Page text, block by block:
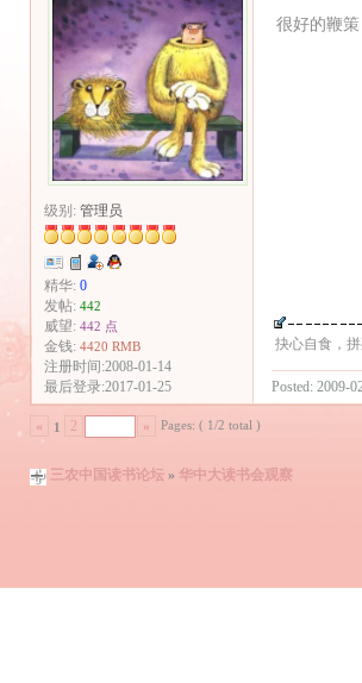
级别: 管理员
精华: 0
发帖: 442
威望: 442 点
金钱: 4420 RMB
注册时间:2008-01-14
最后登录:2017-01-25
很好的鞭策
抉心自食，拼
Posted: 2009-
« 1 2 » Pages: ( 1/2 total )
三农中国读书论坛 » 华中大读书会观察